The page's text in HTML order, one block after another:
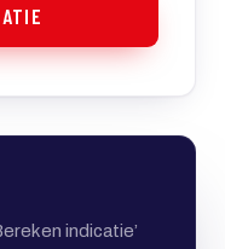
indicatie’